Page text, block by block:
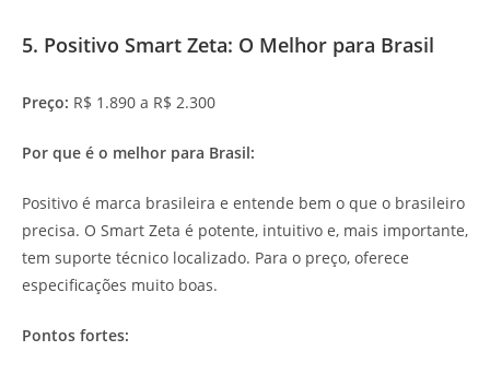
5. Positivo Smart Zeta: O Melhor para Brasil
Preço: R$ 1.890 a R$ 2.300
Por que é o melhor para Brasil:
Positivo é marca brasileira e entende bem o que o brasileiro
precisa. O Smart Zeta é potente, intuitivo e, mais importante,
tem suporte técnico localizado. Para o preço, oferece
especificações muito boas.
Pontos fortes: